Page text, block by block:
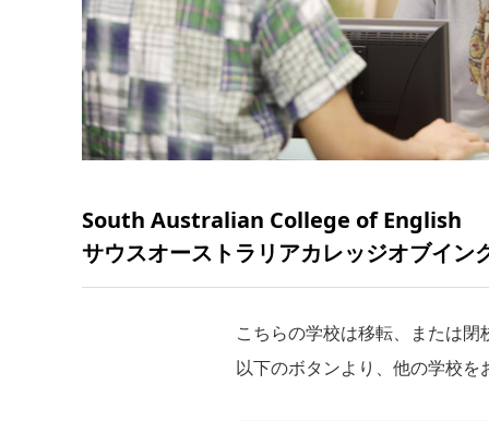
South Australian College of English
サウスオーストラリアカレッジオブイン
こちらの学校は移転、または閉
以下のボタンより、他の学校を